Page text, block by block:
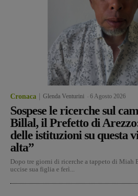
Cronaca Glenda Venturini 6 Agosto 2026
Sospese le ricerche sul
Billal, il Prefetto di
delle istituzioni su questa
alta”
Dopo tre giorni di ricerche a tappeto di Miah
uccise sua figlia e ferì...